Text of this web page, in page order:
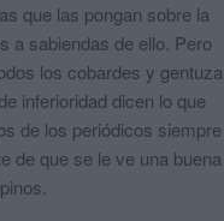
que las pongan sobre la
a sabiendas de ello. Pero
los cobardes y gentuza
inferioridad dicen lo que
de los periódicos siempre
de que se le ve una buena